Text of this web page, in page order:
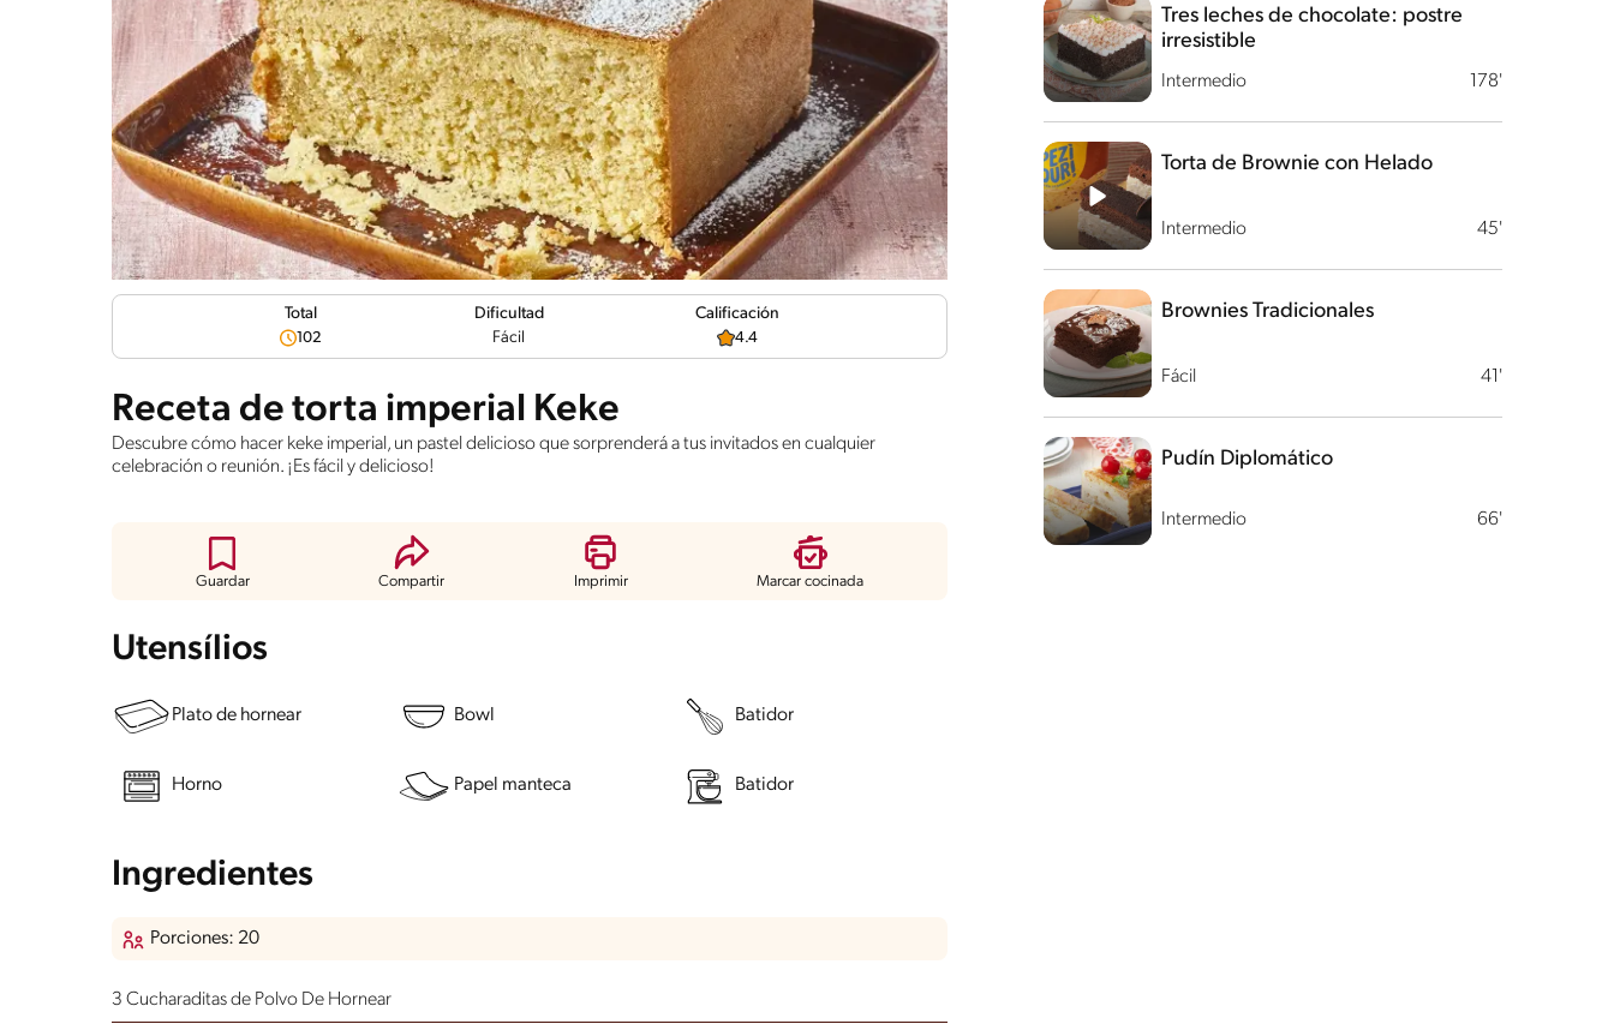
Total
102
Dificultad
Fácil
Calificación
4.4
Receta de torta imperial Keke
Descubre cómo hacer keke imperial, un pastel delicioso que sorprenderá a tus invitados en cualquier
celebración o reunión. ¡Es fácil y delicioso!
Guardar Compartir Imprimir Marcar cocinada
Utensílios
Plato de hornear Bowl Batidor
Horno Papel manteca Batidor
Ingredientes
Porciones: 20
3 Cucharaditas de Polvo De Hornear
Intermedio 178'
Tres leches de chocolate: postre
irresistible
Intermedio 45'
Torta de Brownie con Helado
Fácil 41'
Brownies Tradicionales
Intermedio 66'
Pudín Diplomático